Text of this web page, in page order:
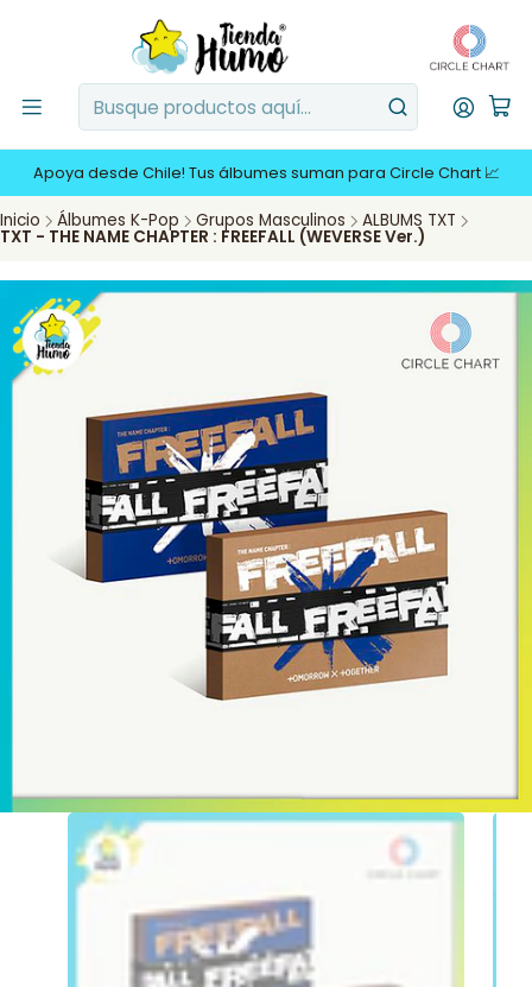
Apoya desde Chile! Tus álbumes suman para Circle Chart 📈
Inicio Álbumes K-Pop Grupos Masculinos ALBUMS TXT
TXT - THE NAME CHAPTER : FREEFALL (WEVERSE Ver.)